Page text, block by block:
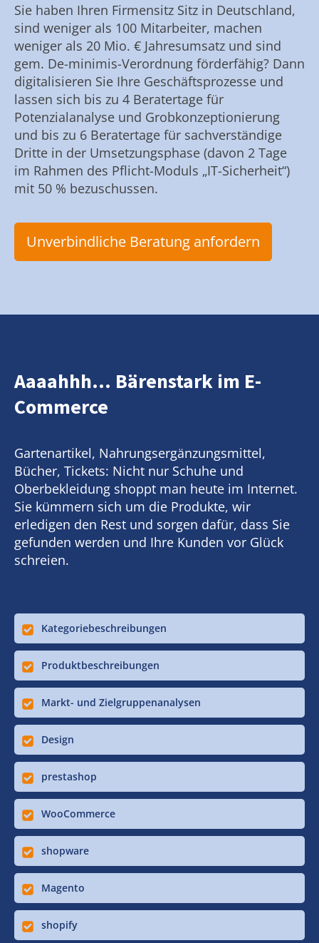
Sie haben Ihren Firmensitz Sitz in Deutschland,
sind weniger als 100 Mitarbeiter, machen
weniger als 20 Mio. € Jahresumsatz und sind
gem. De-minimis-Verordnung förderfähig? Dann
digitalisieren Sie Ihre Geschäftsprozesse und
lassen sich bis zu 4 Beratertage für
Potenzialanalyse und Grobkonzeptionierung
und bis zu 6 Beratertage für sachverständige
Dritte in der Umsetzungsphase (davon 2 Tage
im Rahmen des Pflicht-Moduls „IT-Sicherheit“)
mit 50 % bezuschussen.
Unverbindliche Beratung anfordern
Aaaahhh... Bärenstark im E-
Commerce
Gartenartikel, Nahrungsergänzungsmittel,
Bücher, Tickets: Nicht nur Schuhe und
Oberbekleidung shoppt man heute im Internet.
Sie kümmern sich um die Produkte, wir
erledigen den Rest und sorgen dafür, dass Sie
gefunden werden und Ihre Kunden vor Glück
schreien.
Kategoriebeschreibungen
Produktbeschreibungen
Markt- und Zielgruppenanalysen
Design
prestashop
WooCommerce
shopware
Magento
shopify